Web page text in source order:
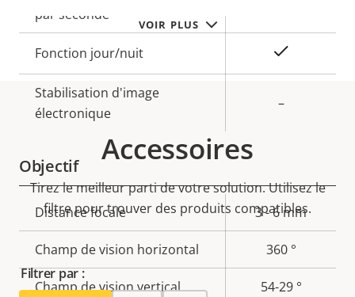
VOIR PLUS
par seconde
Fonction jour/nuit
Stabilisation d'image
électronique
–
Objectif
Description
de la
propriété
Valeur de
la
propriété
Distance focale 3 - 6 mm
Champ de vision horizontal 360 °
Champ de vision vertical 54-29 °
Accessoires
Tirez le meilleur parti de votre solution. Utilisez le
filtre pour trouver des produits compatibles.
Filtrer par :